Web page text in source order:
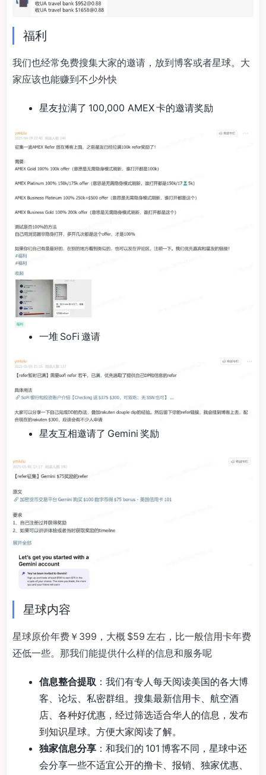
福利
我们也经常免费搜集大家的邀请，放到博客或者星球。大
家应该也能赚到不少外快
星友拉满了 100,000 AMEX 卡的邀请奖励
一堆 SoFi 邀请
星友互相邀请了 Gemini 奖励
星球内容
星球原价年费￥399，大概 $59 左右，比一般信用卡年费
还低一些。那我们能提供什么样的信息和服务呢
信息整合提取 ：我们有专人每天阅读美国的各大博
客、论坛、私密群组。搜集最新信用卡、航空酒
店、各种好优惠，经过筛选适合华人的信息，发布
到知识星球。方便大家阅读了解。
独家信息分享 ：和我们的 101 博客不同，星球中还
会分享一些不适宜公开的撸卡、报销、独家优惠、